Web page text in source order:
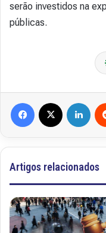
serão investidos na
públicas.
Artigos relacionados